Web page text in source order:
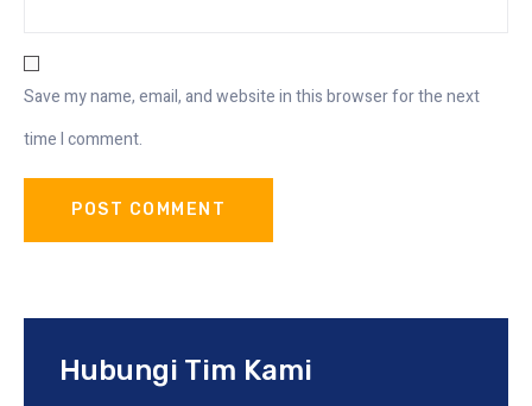
Save my name, email, and website in this browser for the next
time I comment.
Hubungi Tim Kami